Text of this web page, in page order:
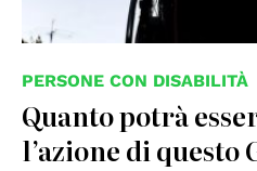
PERSONE CON DISABILITÀ
Quanto potrà
l’azione di questo